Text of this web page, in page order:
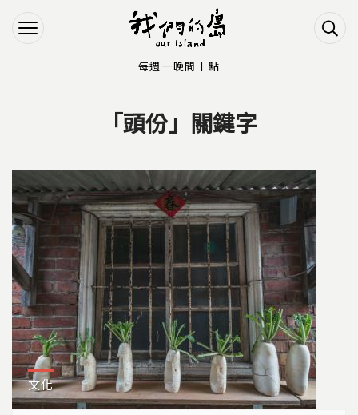
Jump to Navigation
Jump to Main content
「頭份」關鍵字
文化
每週一晚間十點